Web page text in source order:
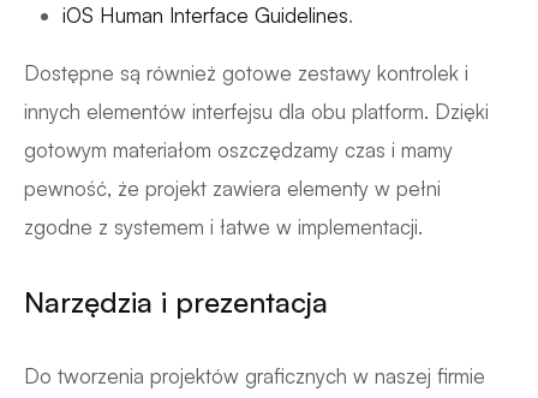
iOS Human Interface Guidelines.
Dostępne są również gotowe zestawy kontrolek i
innych elementów interfejsu dla obu platform. Dzięki
gotowym materiałom oszczędzamy czas i mamy
pewność, że projekt zawiera elementy w pełni
zgodne z systemem i łatwe w implementacji.
Narzędzia i prezentacja
Do tworzenia projektów graficznych w naszej firmie